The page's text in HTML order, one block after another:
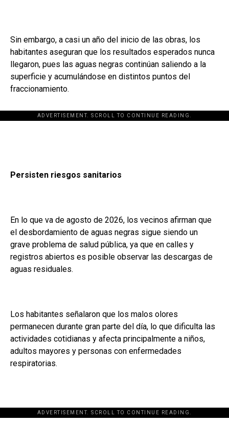
Sin embargo, a casi un año del inicio de las obras, los
habitantes aseguran que los resultados esperados nunca
llegaron, pues las aguas negras continúan saliendo a la
superficie y acumulándose en distintos puntos del
fraccionamiento.
ADVERTISEMENT. SCROLL TO CONTINUE READING.
Persisten riesgos sanitarios
En lo que va de agosto de 2026, los vecinos afirman que
el desbordamiento de aguas negras sigue siendo un
grave problema de salud pública, ya que en calles y
registros abiertos es posible observar las descargas de
aguas residuales.
Los habitantes señalaron que los malos olores
permanecen durante gran parte del día, lo que dificulta las
actividades cotidianas y afecta principalmente a niños,
adultos mayores y personas con enfermedades
respiratorias.
ADVERTISEMENT. SCROLL TO CONTINUE READING.